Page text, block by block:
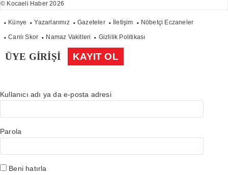
© Kocaeli Haber 2026
Künye Yazarlarımız Gazeteler İletişim Nöbetçi Eczaneler
Canlı Skor Namaz Vakitleri Gizlilik Politikası
ÜYE GİRİŞİ KAYIT OL
Kullanıcı adı ya da e-posta adresi
Parola
Beni hatırla